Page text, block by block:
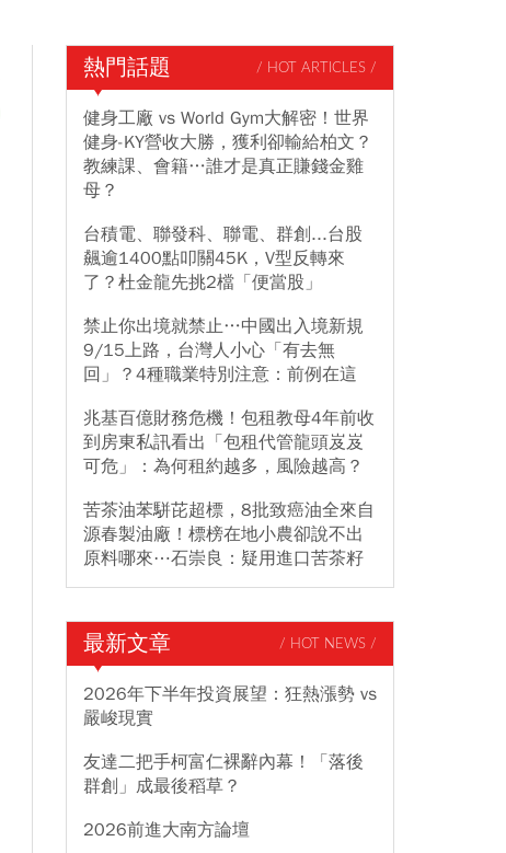
熱門話題 / HOT ARTICLES /
健身工廠 vs World Gym大解密！世界
健身-KY營收大勝，獲利卻輸給柏文？
教練課、會籍…誰才是真正賺錢金雞
母？
台積電、聯發科、聯電、群創...台股
飆逾1400點叩關45K，V型反轉來
了？杜金龍先挑2檔「便當股」
禁止你出境就禁止…中國出入境新規
9/15上路，台灣人小心「有去無
回」？4種職業特別注意：前例在這
兆基百億財務危機！包租教母4年前收
到房東私訊看出「包租代管龍頭岌岌
可危」：為何租約越多，風險越高？
苦茶油苯駢芘超標，8批致癌油全來自
源春製油廠！標榜在地小農卻說不出
原料哪來⋯石崇良：疑用進口苦茶籽
最新文章 / HOT NEWS /
2026年下半年投資展望：狂熱漲勢 vs
嚴峻現實
友達二把手柯富仁裸辭內幕！「落後
群創」成最後稻草？
2026前進大南方論壇